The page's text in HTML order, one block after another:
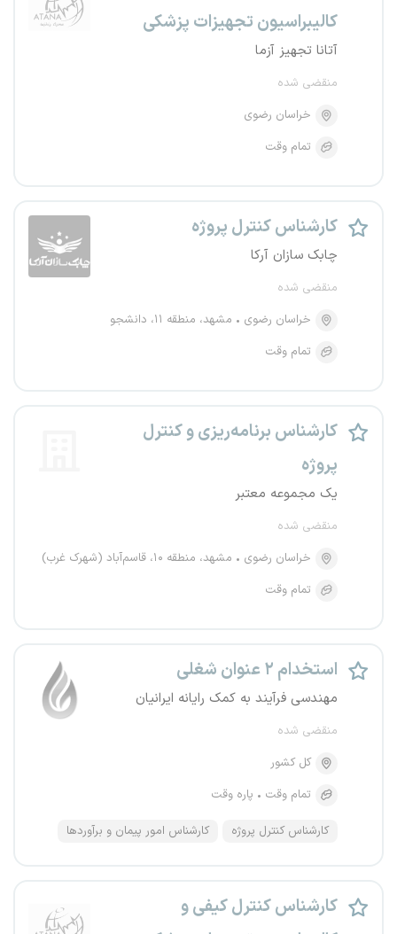
کالیبراسیون تجهیزات پزشکی
آتانا تجهیز آزما
منقضی شده
خراسان رضوی
تمام وقت
کارشناس کنترل پروژه
چابک سازان آرکا
منقضی شده
خراسان رضوی
مشهد، منطقه ۱۱، دانشجو
تمام وقت
کارشناس برنامه‌ریزی و کنترل
پروژه
یک مجموعه معتبر
منقضی شده
خراسان رضوی
مشهد، منطقه ۱۰، قاسم‌آباد (شهرک غرب)
تمام وقت
استخدام ۲ عنوان شغلی
مهندسی فرآیند به کمک رایانه ایرانیان
منقضی شده
کل کشور
تمام وقت
پاره وقت
کارشناس کنترل پروژه کارشناس امور پیمان و برآوردها
کارشناس کنترل کیفی و